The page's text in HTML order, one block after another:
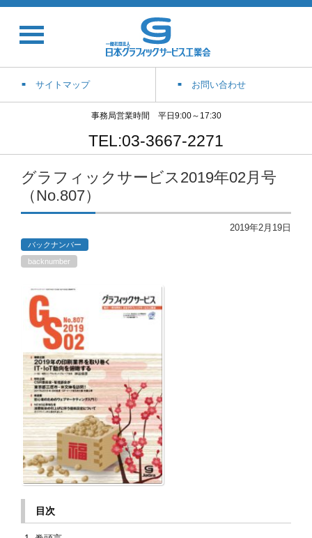
サイトマップ お問い合わせ
事務局営業時間 平日9:00～17:30
TEL:03-3667-2271
グラフィックサービス2019年02月号
（No.807）
2019年2月19日
バックナンバー
backnumber
目次